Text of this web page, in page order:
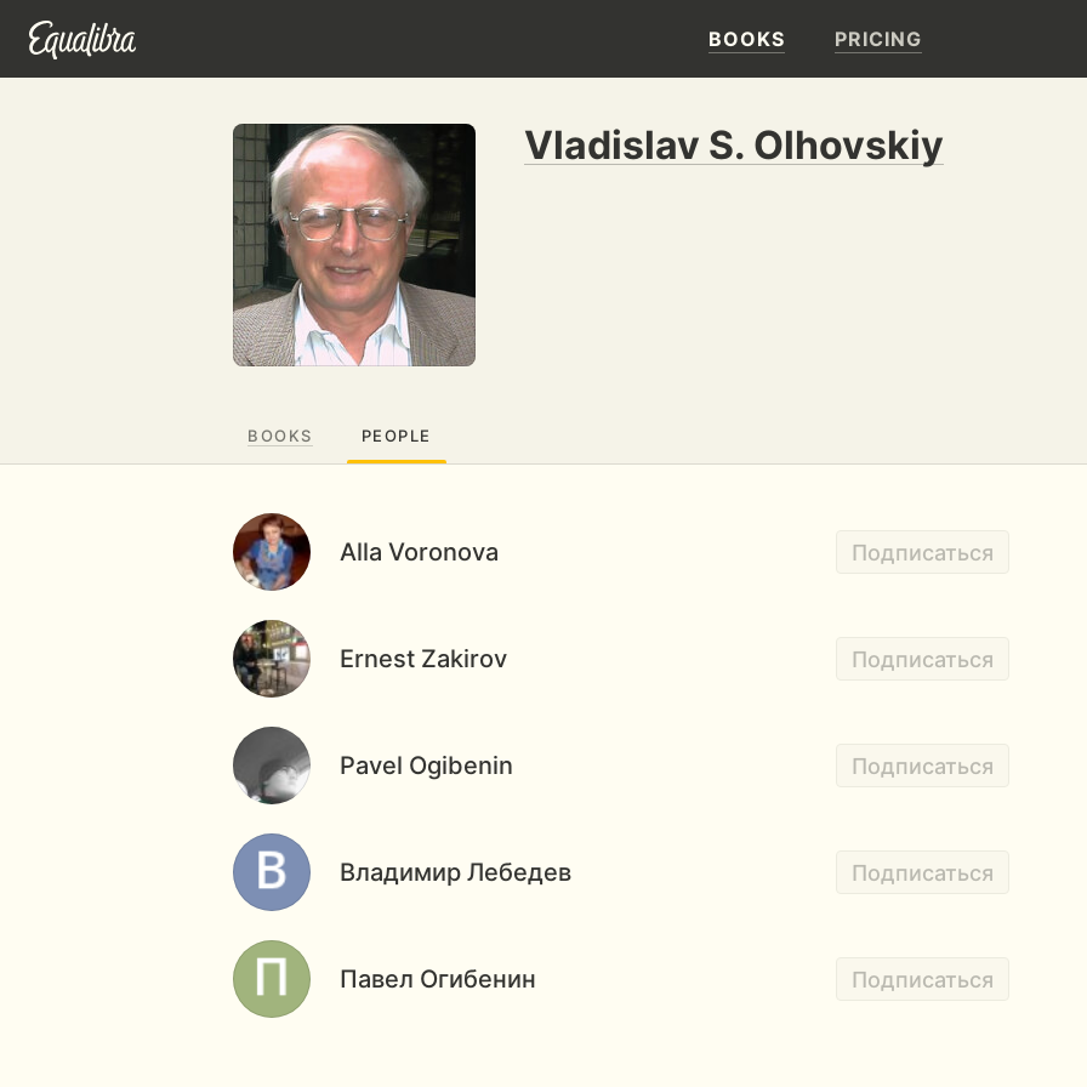
BOOKS PRICING
Vladislav S. Olhovskiy
BOOKS PEOPLE
Alla Voronova Подписаться
Ernest Zakirov Подписаться
Pavel Ogibenin Подписаться
Владимир Лебедев Подписаться
Павел Огибенин Подписаться